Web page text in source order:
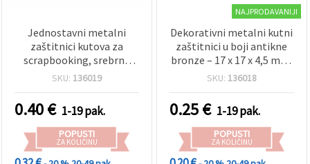
Jednostavni metalni
zaštitnici kutova za
scrapbooking, srebrne
boje, 20 x 20 x 5 mm – 8
SKU: 136019
0.40€ 1-19 pak.
POPUSTI
ZA KOLIČINU
NAJPRODAVANIJI
Dekorativni metalni kutni
zaštitnici u boji antikne
bronze – 17 x 17 x 4,5 mm,
set 8 kom, idealni za
kutije za nakit, knjige i
uradi sam (DIY) projekte
SKU: 136018
0.25€ 1-19 pak.
POPUSTI
ZA KOLIČINU